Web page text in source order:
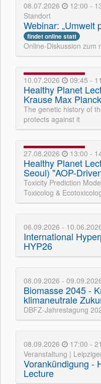
08.07.2026
12:00 -
Standort
Webinar: „Umwelt
findet online statt
Online-Diskussion zum
10.07.2026 09:45 -
Healthy Planet
Krause Max
The genetic history of
protects against it
27.08.2026 13:00 -
Healthy Planet
Seoul) "AOP-
Toxicity Prediction
Toxicolog &
06.09.2026 -
International
HYP26
08.09.2026 -
Biomasse 2045 -
klimaneutrale
DBFZ-Jahrestagung
08.09.2026
17:00 -
Veranstaltung |
Vorankündigung -
Lecture